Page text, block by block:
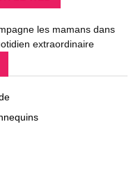
les mamans dans
extraordinaire